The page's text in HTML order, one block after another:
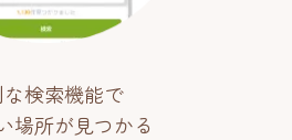
検索機能で
場所が見つかる